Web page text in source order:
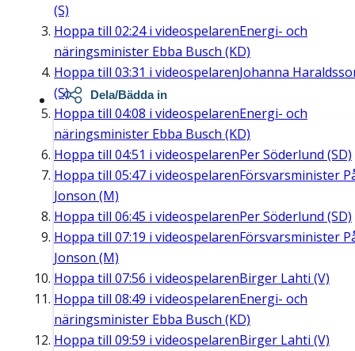
(S)
Hoppa till 02:24i videospelarenEnergi- och
näringsminister Ebba Busch (KD)
Hoppa till 03:31 i videospelarenJohanna
(S)
Hoppa till 04:08 i videospelarenEnergi- och
näringsminister Ebba Busch (KD)
Hoppa till 04:51 i videospelarenPer Söderlund (SD)
Hoppa till 05:47 i videospelarenFörsvarsminister
Jonson (M)
Hoppa till 06:45 i videospelarenPer Söderlund (SD)
Hoppa till 07:19 i videospelarenFörsvarsminister
Jonson (M)
Hoppa till 07:56 i videospelarenBirger Lahti (V)
Hoppa till 08:49 i videospelarenEnergi- och
näringsminister Ebba Busch (KD)
Hoppa till 09:59 i videospelarenBirger Lahti (V)
Dela/Bädda in